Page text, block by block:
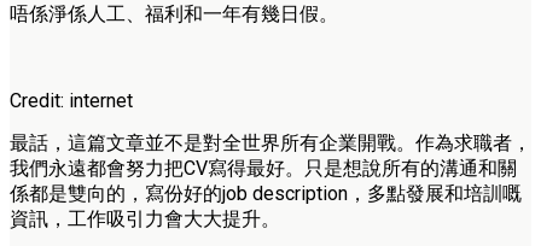
唔係淨係人工、福利和一年有幾日假。
Credit: internet
最話，這篇文章並不是對全世界所有企業開戰。作為求職者，
我們永遠都會努力把CV寫得最好。只是想說所有的溝通和關
係都是雙向的，寫份好的job description，多點發展和培訓嘅
資訊，工作吸引力會大大提升。